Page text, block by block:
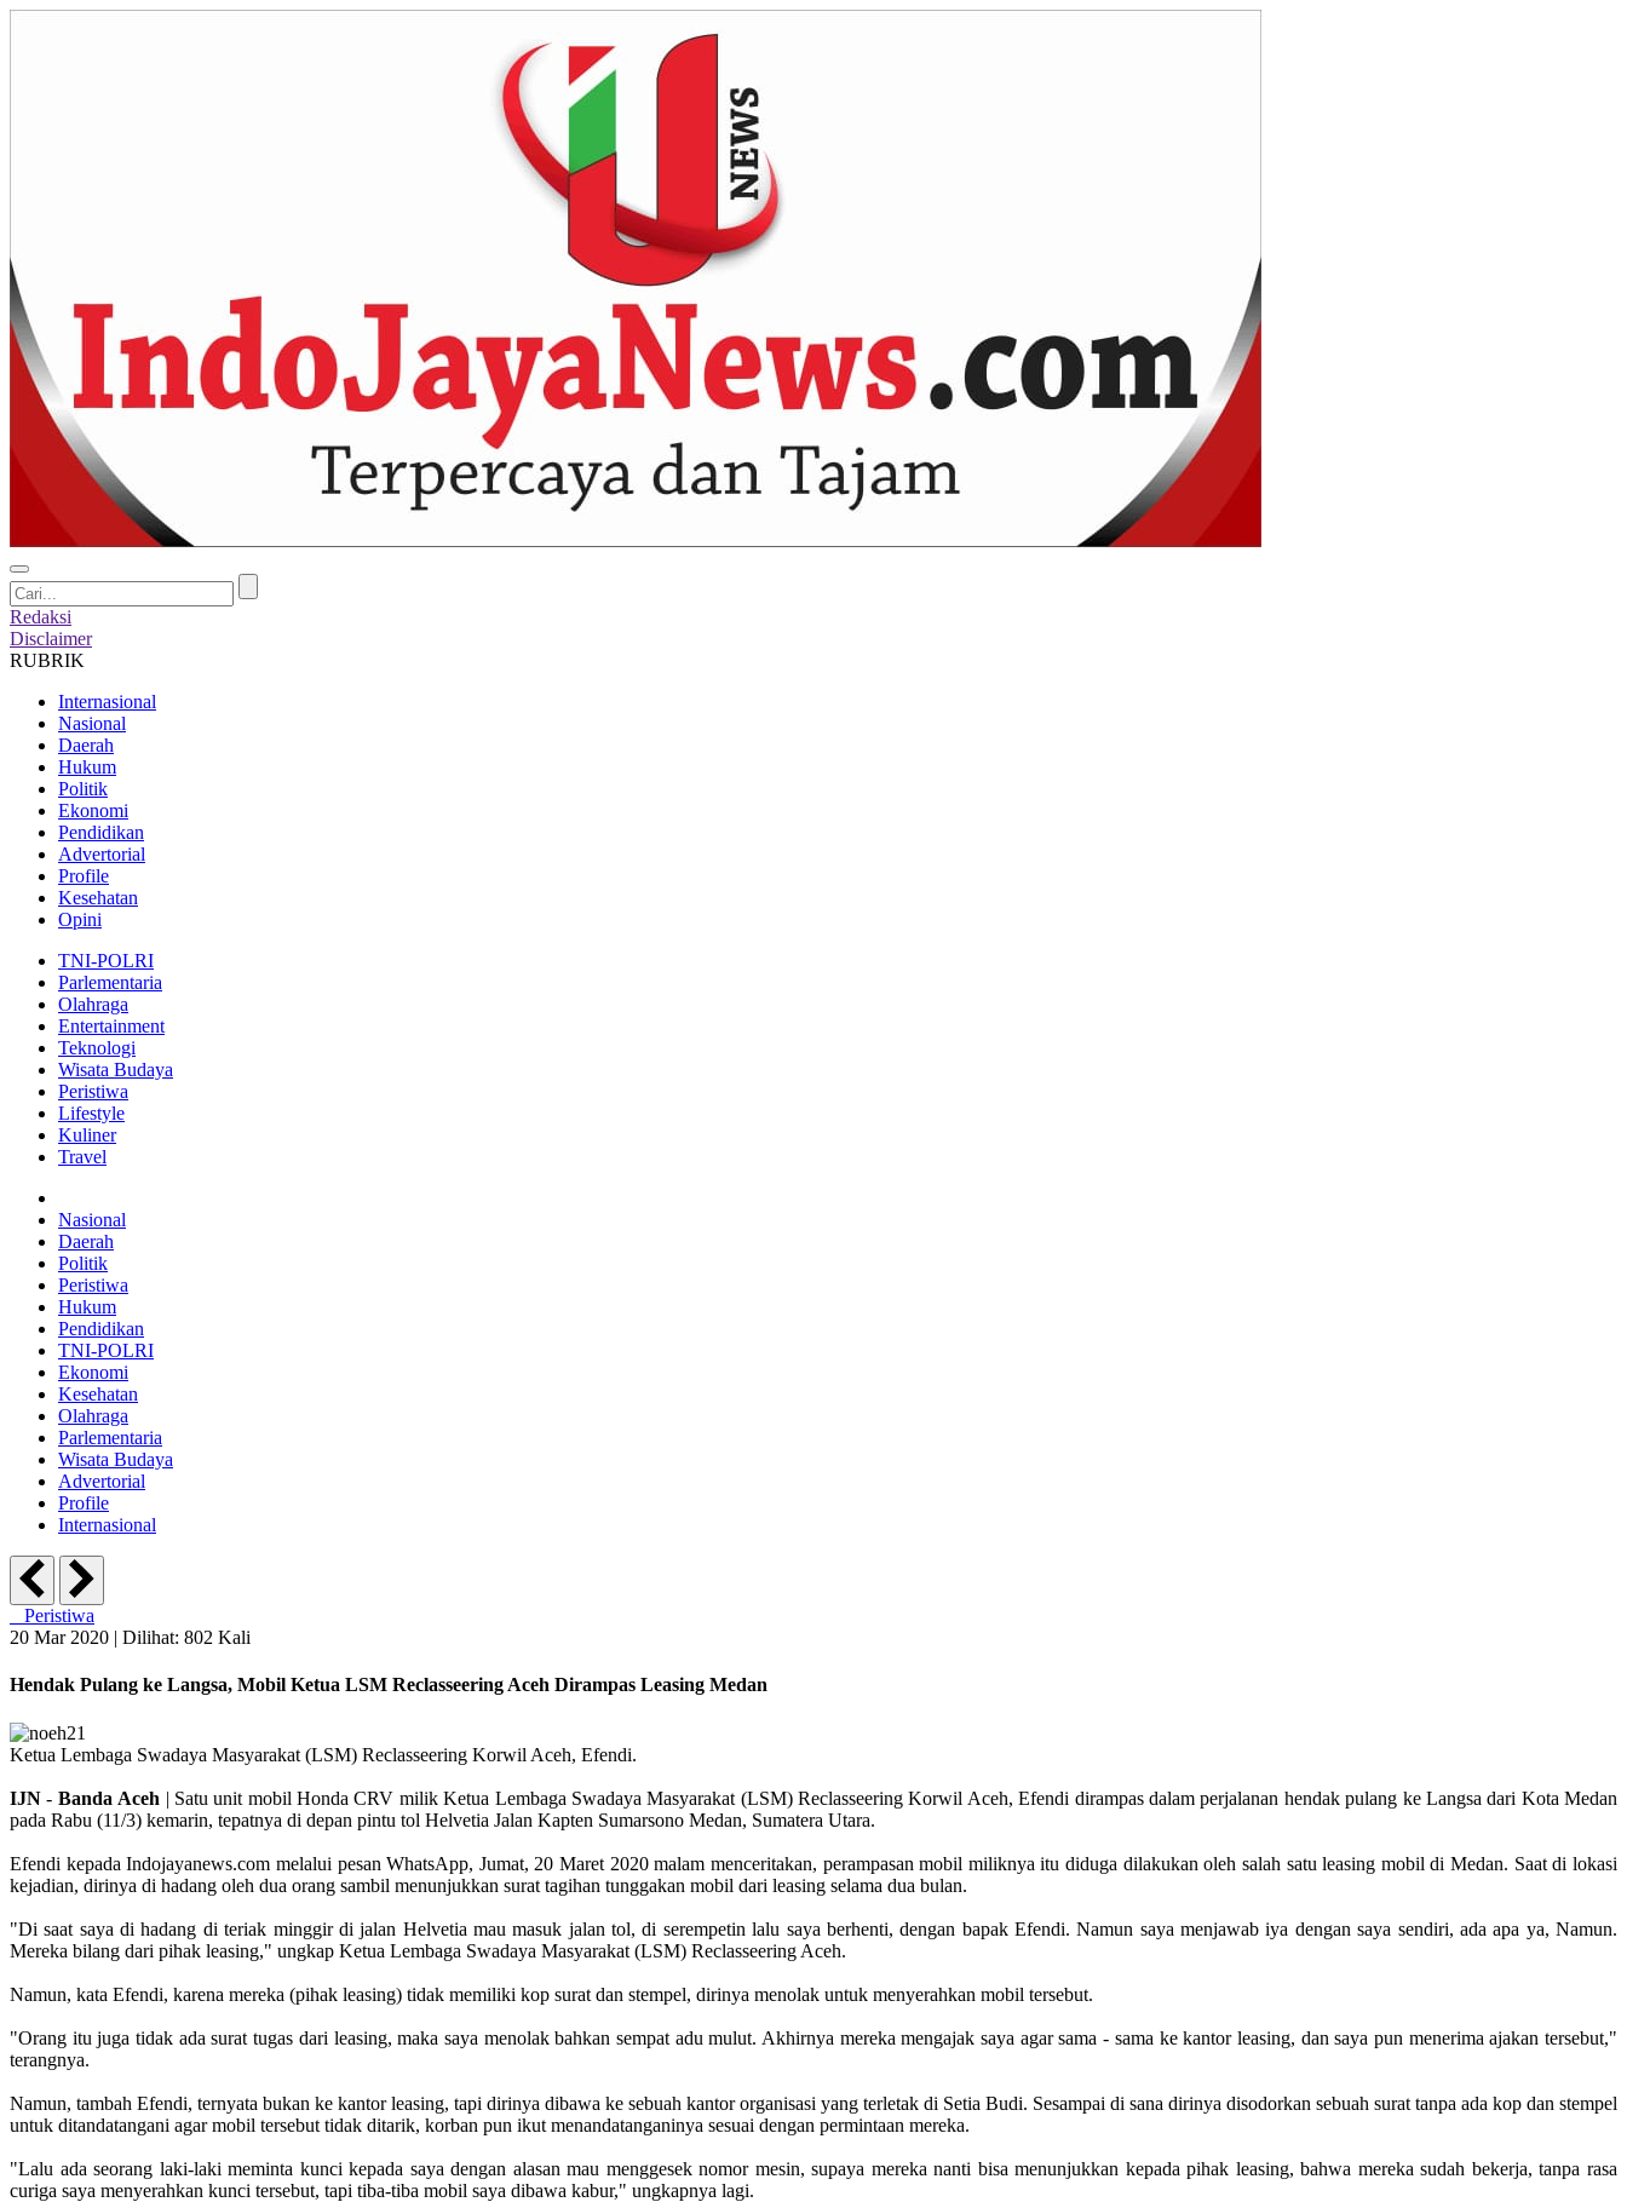
Redaksi
Disclaimer
RUBRIK
Internasional
Nasional
Daerah
Hukum
Politik
Ekonomi
Pendidikan
Advertorial
Profile
Kesehatan
Opini
TNI-POLRI
Parlementaria
Olahraga
Entertainment
Teknologi
Wisata Budaya
Peristiwa
Lifestyle
Kuliner
Travel
Nasional
Daerah
Politik
Peristiwa
Hukum
Pendidikan
TNI-POLRI
Ekonomi
Kesehatan
Olahraga
Parlementaria
Wisata Budaya
Advertorial
Profile
Internasional
Peristiwa
20 Mar 2020 | Dilihat: 802 Kali
Hendak Pulang ke Langsa, Mobil Ketua LSM Reclasseering Aceh Dirampas Leasing Medan
Ketua Lembaga Swadaya Masyarakat (LSM) Reclasseering Korwil Aceh, Efendi.
IJN - Banda Aceh | Satu unit mobil Honda CRV milik Ketua Lembaga Swadaya Masyarakat (LSM) Reclasseering Korwil Aceh, Efendi dirampas dalam perjalanan hendak pulang ke Langsa dari Kota Medan
pada Rabu (11/3) kemarin, tepatnya di depan pintu tol Helvetia Jalan Kapten Sumarsono Medan, Sumatera Utara.
Efendi kepada Indojayanews.com melalui pesan WhatsApp, Jumat, 20 Maret 2020 malam menceritakan, perampasan mobil miliknya itu diduga dilakukan oleh salah satu leasing mobil di Medan. Saat di lokasi
kejadian, dirinya di hadang oleh dua orang sambil menunjukkan surat tagihan tunggakan mobil dari leasing selama dua bulan.
"Di saat saya di hadang di teriak minggir di jalan Helvetia mau masuk jalan tol, di serempetin lalu saya berhenti, dengan bapak Efendi. Namun saya menjawab iya dengan saya sendiri, ada apa ya, Namun.
Mereka bilang dari pihak leasing," ungkap Ketua Lembaga Swadaya Masyarakat (LSM) Reclasseering Aceh.
Namun, kata Efendi, karena mereka (pihak leasing) tidak memiliki kop surat dan stempel, dirinya menolak untuk menyerahkan mobil tersebut.
"Orang itu juga tidak ada surat tugas dari leasing, maka saya menolak bahkan sempat adu mulut. Akhirnya mereka mengajak saya agar sama - sama ke kantor leasing, dan saya pun menerima ajakan tersebut,"
terangnya.
Namun, tambah Efendi, ternyata bukan ke kantor leasing, tapi dirinya dibawa ke sebuah kantor organisasi yang terletak di Setia Budi. Sesampai di sana dirinya disodorkan sebuah surat tanpa ada kop dan stempel
untuk ditandatangani agar mobil tersebut tidak ditarik, korban pun ikut menandatanganinya sesuai dengan permintaan mereka.
"Lalu ada seorang laki-laki meminta kunci kepada saya dengan alasan mau menggesek nomor mesin, supaya mereka nanti bisa menunjukkan kepada pihak leasing, bahwa mereka sudah bekerja, tanpa rasa
curiga saya menyerahkan kunci tersebut, tapi tiba-tiba mobil saya dibawa kabur," ungkapnya lagi.